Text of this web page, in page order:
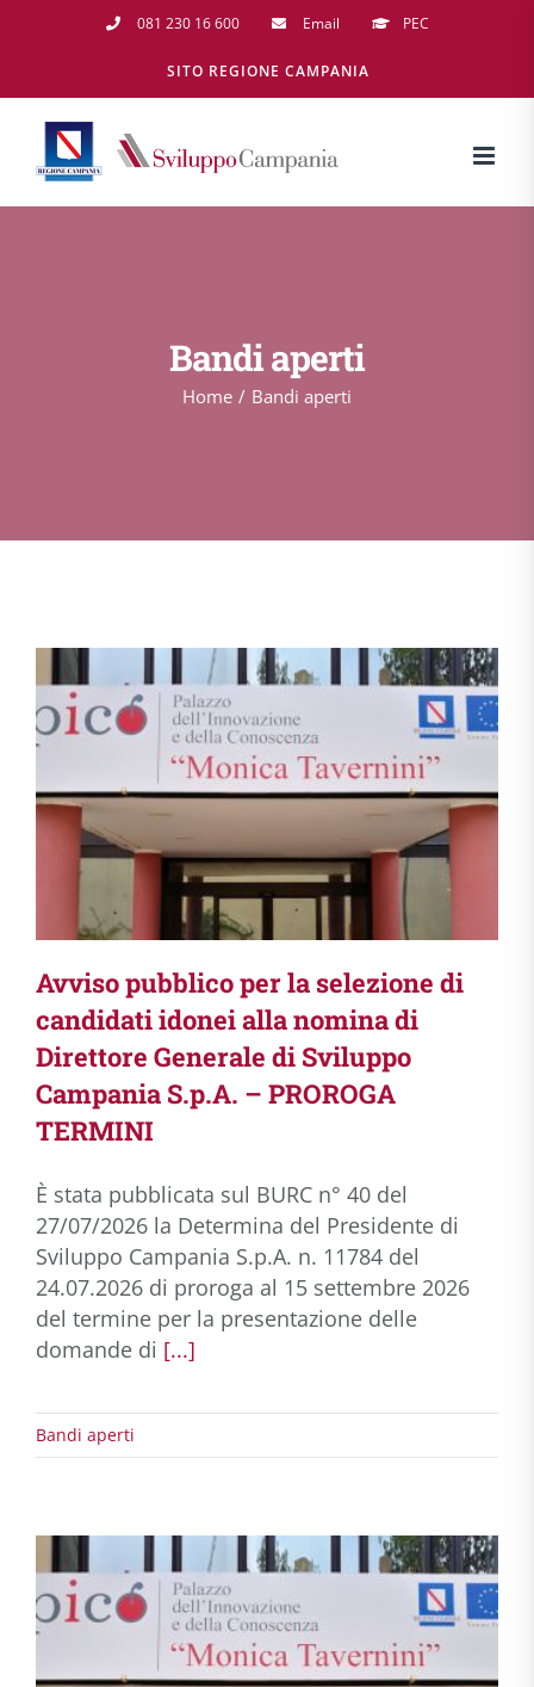
081 230 16 600 Email PEC
SITO REGIONE CAMPANIA
Bandi aperti
Home Bandi aperti
Avviso pubblico per la selezione di
candidati idonei alla nomina di
Direttore Generale di Sviluppo
Campania S.p.A. – PROROGA
TERMINI
È stata pubblicata sul BURC n° 40 del
27/07/2026 la Determina del Presidente di
Sviluppo Campania S.p.A. n. 11784 del
24.07.2026 di proroga al 15 settembre 2026
del termine per la presentazione delle
domande di [...]
Bandi aperti